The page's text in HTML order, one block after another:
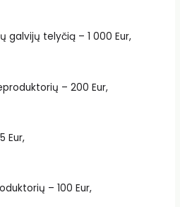
galvijų telyčią – 1 000 Eur,
– 200 Eur,
Eur,
– 100 Eur,